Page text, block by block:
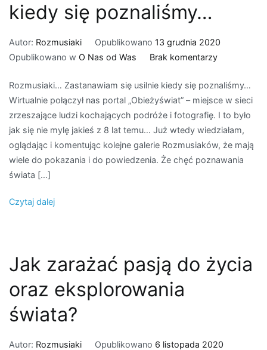
kiedy się poznaliśmy…
Autor: Rozmusiaki Opublikowano 13 grudnia 2020
Opublikowano w O Nas od Was Brak komentarzydo
się
usilnie
kiedy
się
Rozmusiaki… Zastanawiam się usilnie kiedy się poznaliśmy…
Wirtualnie połączył nas portal „Obieżyświat” – miejsce w sieci
zrzeszające ludzi kochających podróże i fotografię. I to było
jak się nie mylę jakieś z 8 lat temu… Już wtedy wiedziałam,
oglądając i komentując kolejne galerie Rozmusiaków, że mają
wiele do pokazania i do powiedzenia. Że chęć poznawania
świata […]
Czytaj dalej
Jak zarażać pasją do życia
oraz eksplorowania
świata?
Autor: Rozmusiaki Opublikowano 6 listopada 2020